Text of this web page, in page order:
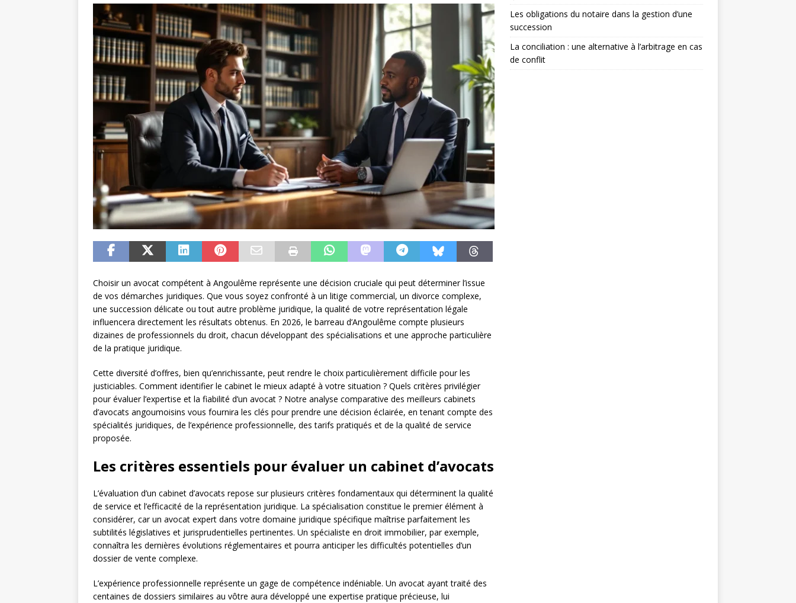
Choisir un avocat compétent à Angoulême représente une décision cruciale qui peut déterminer l’issue
de vos démarches juridiques. Que vous soyez confronté à un litige commercial, un divorce complexe,
une succession délicate ou tout autre problème juridique, la qualité de votre représentation légale
influencera directement les résultats obtenus. En 2026, le barreau d’Angoulême compte plusieurs
dizaines de professionnels du droit, chacun développant des spécialisations et une approche particulière
de la pratique juridique.
Cette diversité d’offres, bien qu’enrichissante, peut rendre le choix particulièrement difficile pour les
justiciables. Comment identifier le cabinet le mieux adapté à votre situation ? Quels critères privilégier
pour évaluer l’expertise et la fiabilité d’un avocat ? Notre analyse comparative des meilleurs cabinets
d’avocats angoumoisins vous fournira les clés pour prendre une décision éclairée, en tenant compte des
spécialités juridiques, de l’expérience professionnelle, des tarifs pratiqués et de la qualité de service
proposée.
Les critères essentiels pour évaluer un cabinet d’avocats
L’évaluation d’un cabinet d’avocats repose sur plusieurs critères fondamentaux qui déterminent la qualité
de service et l’efficacité de la représentation juridique. La spécialisation constitue le premier élément à
considérer, car un avocat expert dans votre domaine juridique spécifique maîtrise parfaitement les
subtilités législatives et jurisprudentielles pertinentes. Un spécialiste en droit immobilier, par exemple,
connaîtra les dernières évolutions réglementaires et pourra anticiper les difficultés potentielles d’un
dossier de vente complexe.
L’expérience professionnelle représente un gage de compétence indéniable. Un avocat ayant traité des
centaines de dossiers similaires au vôtre aura développé une expertise pratique précieuse, lui
Les obligations du notaire dans la gestion d’une
succession
La conciliation : une alternative à l’arbitrage en cas
de conflit